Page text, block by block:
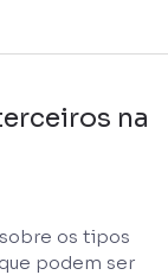
na
os tipos
podem ser